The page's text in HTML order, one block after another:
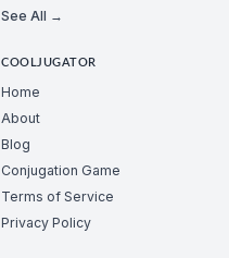
See All →
COOLJUGATOR
Home
About
Blog
Conjugation Game
Terms of Service
Privacy Policy